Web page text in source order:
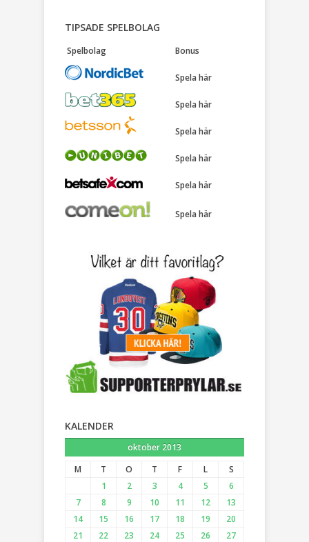
TIPSADE SPELBOLAG
Spelbolag Bonus
Spela här
Spela här
Spela här
Spela här
Spela här
Spela här
KALENDER
oktober 2013
M
T O T F L
S
1
2 3 4 5
6
7
8 9 10 11 12
13
14
15 16 17 18 19
20
21
22 23 24 25 26
27